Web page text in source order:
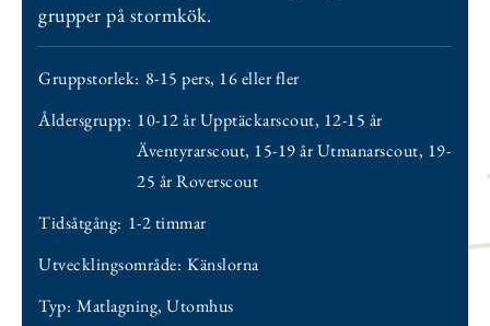
grupper på stormkök.
Gruppstorlek: 8-15 pers, 16 eller fler
Åldersgrupp: 10-12 år Upptäckarscout, 12-15 år
Äventyrarscout, 15-19 år Utmanarscout, 19-
25 år Roverscout
Tidsåtgång: 1-2 timmar
Utvecklingsområde: Känslorna
Typ: Matlagning, Utomhus